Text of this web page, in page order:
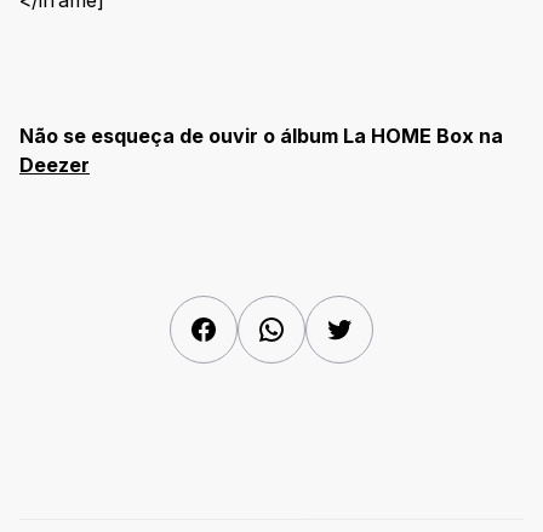
Não se esqueça de ouvir o álbum La HOME Box na
Deezer
FacebookWhatsAppTwitter